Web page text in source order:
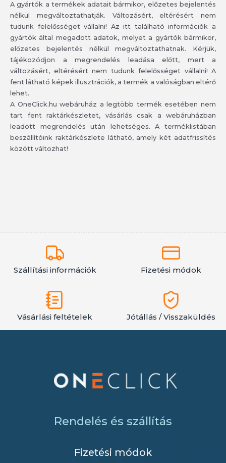
A gyártók a termékek adatait bármikor, előzetes bejelentés
nélkül megváltoztathatják. Változásért, eltérésért nem
tudunk felelősséget vállalni! Az itt található információk a
gyártók által megadott adatok, melyet a gyártók bármikor,
előzetes bejelentés nélkül megváltoztathatnak. Kérjük,
tájékozódjon a megrendelés leadása előtt, mert a
változásért, eltérésért nem tudunk felelősséget vállalni! A
fent látható képek illusztrációk, a termék a valóságban eltérő
lehet.
A OneClick.hu webáruház a legtöbb termék esetében nem
tart fent raktárkészletet, vásárlás csak a webáruházban
leadott megrendelés után lehetséges. A terméklistában
beszállítóink raktárkészlete látható, amely két adatfrissítés
között változhat!
Szállítási információk Fizetési módok
Vásárlási feltételek Jótállás / Visszaküldés
Rendelés és szállítás
Fizetési módok